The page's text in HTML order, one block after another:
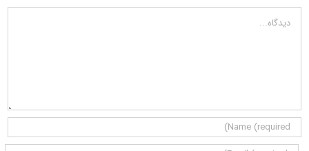
دیدگاه